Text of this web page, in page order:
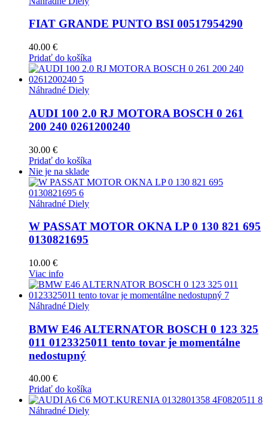
FIAT GRANDE PUNTO BSI 00517954290
40.00 €
Pridať do košíka
Náhradné Diely
AUDI 100 2.0 RJ MOTORA BOSCH 0 261
200 240 0261200240
30.00 €
Pridať do košíka
Nie je na sklade
Náhradné Diely
W PASSAT MOTOR OKNA LP 0 130 821 695
0130821695
10.00 €
Viac info
Náhradné Diely
BMW E46 ALTERNATOR BOSCH 0 123 325
011 0123325011 tento tovar je momentálne
nedostupný
40.00 €
Pridať do košíka
Náhradné Diely